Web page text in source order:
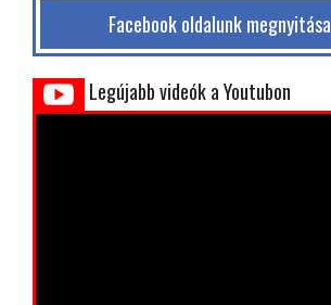
Facebook oldalunk megnyitása
Legújabb videók a Youtubon